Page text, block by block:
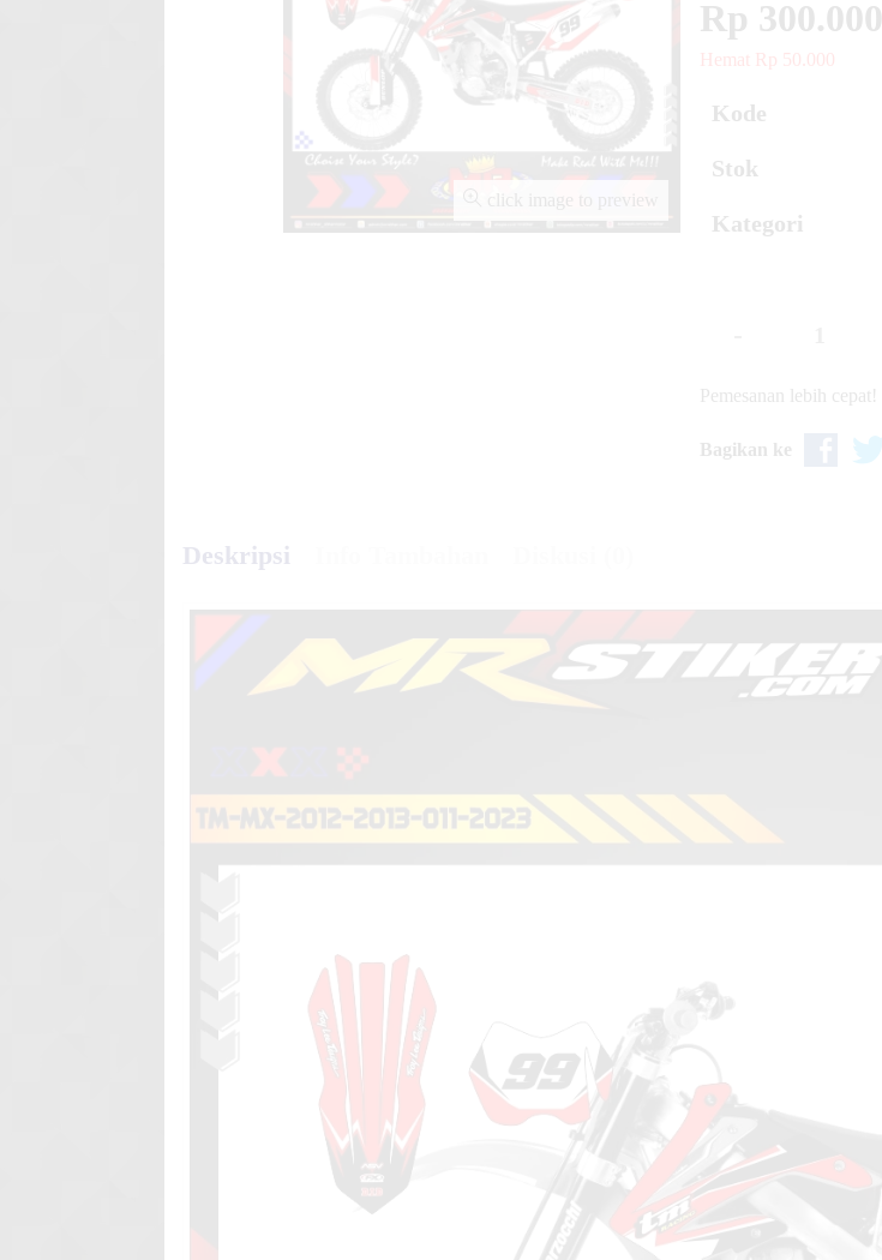
Sporty....
Stiker motor decal Suzuki Titan Line Yellow
click image to preview
Rp 300.000
Hemat Rp 50.000
Kode
Stok
Kategori
Pemesanan lebih cepat!
Bagikan ke
Deskripsi